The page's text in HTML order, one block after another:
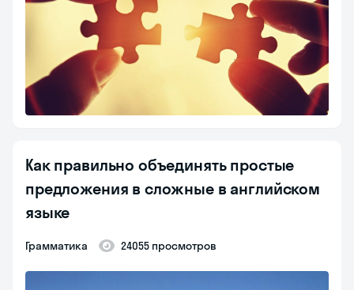
Как правильно объединять простые
предложения в сложные в английском
языке
Грамматика 24055 просмотров